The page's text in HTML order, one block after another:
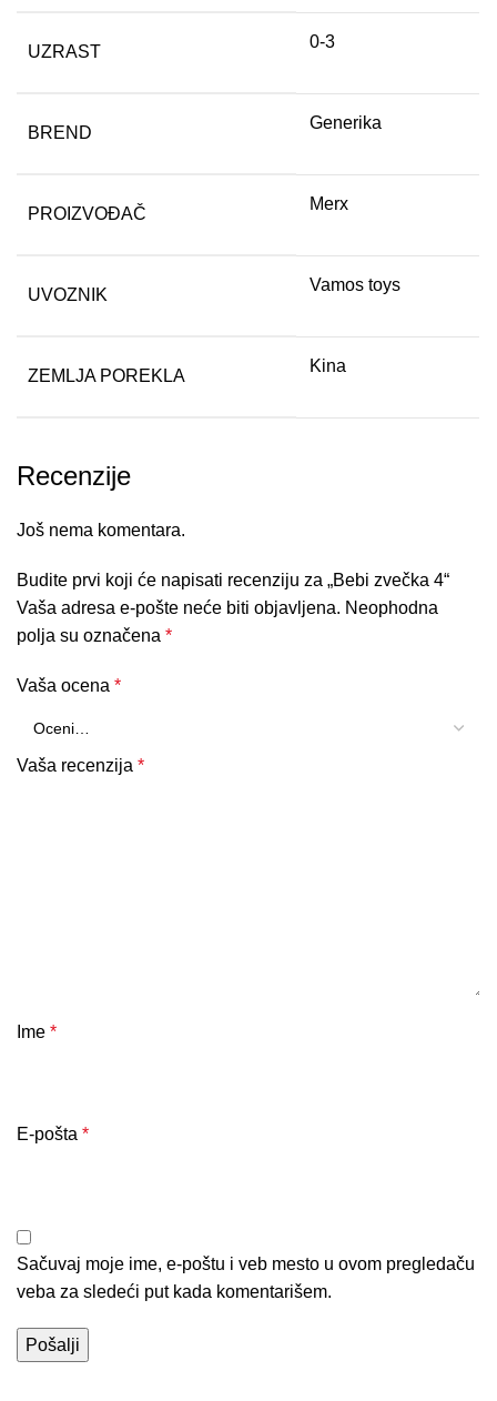
UZRAST
0-3
BREND
Generika
PROIZVOĐAČ
Merx
UVOZNIK
Vamos toys
ZEMLJA POREKLA
Kina
Recenzije
Još nema komentara.
Budite prvi koji će napisati recenziju za „Bebi zvečka 4“
Vaša adresa e-pošte neće biti objavljena. Neophodna
polja su označena*
Vaša ocena*
Vaša recenzija*
Ime*
E-pošta*
Sačuvaj moje ime, e-poštu i veb mesto u ovom pregledaču
veba za sledeći put kada komentarišem.